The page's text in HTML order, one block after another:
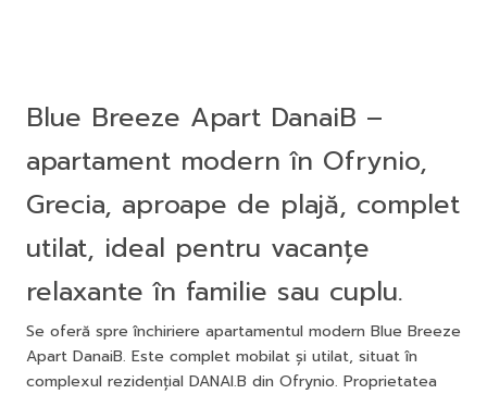
Blue Breeze Apart DanaiB –
apartament modern în Ofrynio,
Grecia, aproape de plajă, complet
utilat, ideal pentru vacanțe
relaxante în familie sau cuplu.
Se oferă spre închiriere apartamentul modern Blue Breeze
Apart DanaiB. Este complet mobilat și utilat, situat în
complexul rezidențial DANAI.B din Ofrynio. Proprietatea